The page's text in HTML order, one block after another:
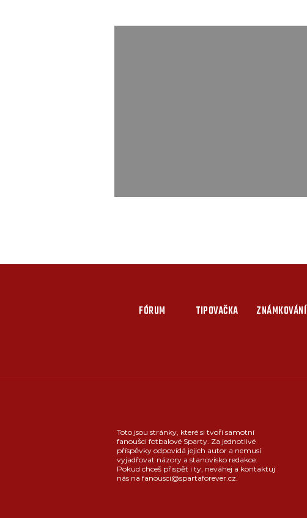
FÓRUM TIPOVAČKA ZNÁMKOVÁNÍ
Toto jsou stránky, které si tvoří samotní
fanoušci fotbalové Sparty. Za jednotlivé
příspěvky odpovídá jejich autor a nemusí
vyjadřovat názory a stanovisko redakce.
Pokud chceš přispět i ty, neváhej a kontaktuj
nás na fanousci@spartaforever.cz.